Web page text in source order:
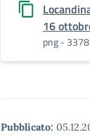
16
png -
Pubblicato: